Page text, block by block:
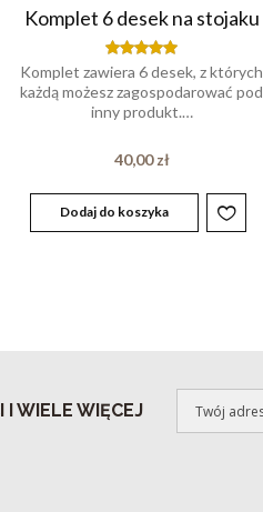
Komplet 6 desek na stojaku
Oceniony
5.00
na 5.
Komplet zawiera 6 desek, z których
każdą możesz zagospodarować pod
inny produkt.…
40,00zł
Dodaj do koszyka
I WIELE WIĘCEJ